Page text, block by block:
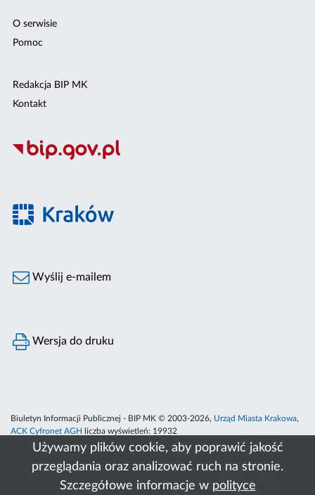
Używamy plików cookie, aby poprawić jakość
przeglądania oraz analizować ruch na stronie.
Szczegółowe informacje w polityce
O serwisie
Pomoc
Redakcja BIP MK
Kontakt
Wyślij e-mailem
Wersja do druku
Biuletyn Informacji Publicznej - BIP MK © 2003-2026, Urząd Miasta Krakowa,
ACK Cyfronet AGH
liczba wyświetleń: 19932